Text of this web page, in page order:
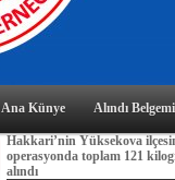
Ana Künye Alındı
Hakkari’nin Yüksekova
operasyonda toplam 121
alındı